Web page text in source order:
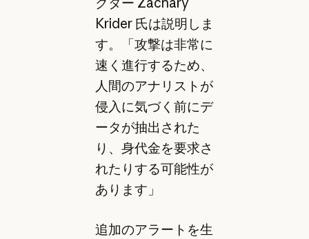
Krider 氏は説明しま
す。「攻撃は非常に
速く進行するため、
人間のアナリストが
侵入に気づく前にデ
ータが抽出された
り、身代金を要求さ
れたりする可能性が
あります」
追加のアラートを生